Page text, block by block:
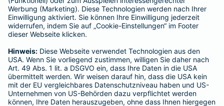
Haftpflichtversicherung
Hausratversicherung
Adresse ändern
Schaden melden
Kilometerstandsmeldung
Serviceübersicht